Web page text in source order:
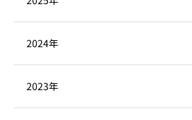
2024年
2023年